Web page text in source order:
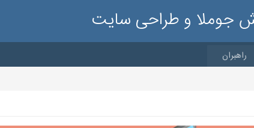
جوملا و طراحی سایت
راهبران